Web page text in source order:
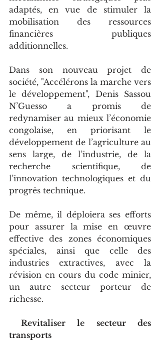
adaptés, en vue de stimuler la
mobilisation des ressources
financières publiques
additionnelles.
Dans son nouveau projet de
société, "Accélérons la marche vers
le développement", Denis Sassou
N’Guesso a promis de
redynamiser au mieux l’économie
congolaise, en priorisant le
développement de l’agriculture au
sens large, de l’industrie, de la
recherche scientifique, de
l’innovation technologiques et du
progrès technique.
De même, il déploiera ses efforts
pour assurer la mise en œuvre
effective des zones économiques
spéciales, ainsi que celle des
industries extractives, avec la
révision en cours du code minier,
un autre secteur porteur de
richesse.
Revitaliser le secteur des
transports